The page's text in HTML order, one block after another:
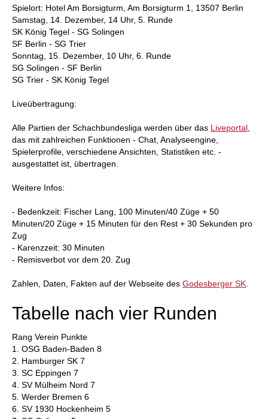
Spielort: Hotel Am Borsigturm, Am Borsigturm 1, 13507 Berlin
Samstag, 14. Dezember, 14 Uhr, 5. Runde
SK König Tegel - SG Solingen
SF Berlin - SG Trier
Sonntag, 15. Dezember, 10 Uhr, 6. Runde
SG Solingen - SF Berlin
SG Trier - SK König Tegel
Liveübertragung:
Alle Partien der Schachbundesliga werden über das Liveportal
das mit zahlreichen Funktionen - Chat, Analyseengine,
Spielerprofile, verschiedene Ansichten, Statistiken etc. -
ausgestattet ist, übertragen.
Weitere Infos:
- Bedenkzeit: Fischer Lang, 100 Minuten/40 Züge + 50
Minuten/20 Züge + 15 Minuten für den Rest + 30 Sekunden pro
Zug
- Karenzzeit: 30 Minuten
- Remisverbot vor dem 20. Zug
Zahlen, Daten, Fakten auf der Webseite des Godesberger SK
Tabelle nach vier Runden
Rang Verein Punkte
1. OSG Baden-Baden 8
2. Hamburger SK 7
3. SC Eppingen 7
4. SV Mülheim Nord 7
5. Werder Bremen 6
6. SV 1930 Hockenheim 5